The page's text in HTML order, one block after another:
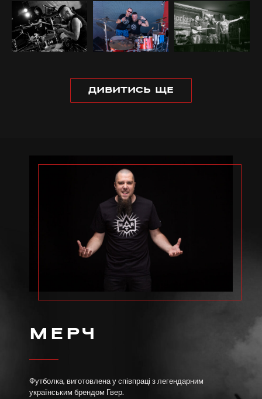
ДИВИТИСЬ ЩЕ
МЕРЧ
Футболка, виготовлена у співпраці з легендарним
українським брендом Гвер.